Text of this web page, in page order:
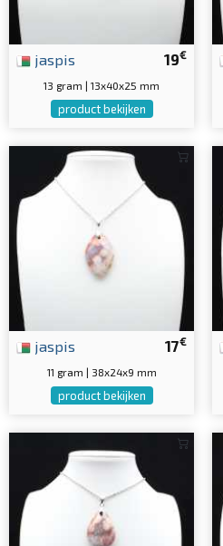
19€
jaspis
13 gram | 13x40x25 mm
product bekijken
17€
jaspis
11 gram | 38x24x9 mm
product bekijken